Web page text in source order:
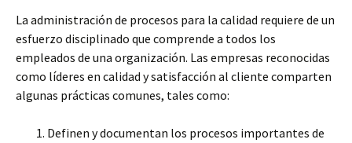
La administración de procesos para la calidad requiere de un
esfuerzo disciplinado que comprende a todos los
empleados de una organización. Las empresas reconocidas
como líderes en calidad y satisfacción al cliente comparten
algunas prácticas comunes, tales como:
Definen y documentan los procesos importantes de